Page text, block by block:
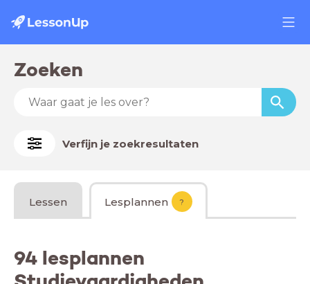
Zoeken
Verfijn je zoekresultaten
Lessen Lesplannen ?
94 lesplannen